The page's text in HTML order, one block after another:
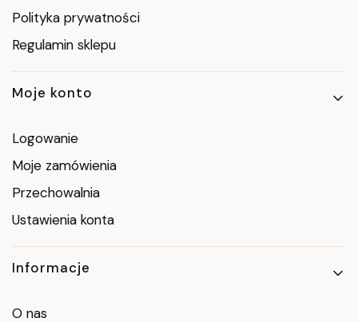
Polityka prywatności
Regulamin sklepu
Moje konto
Logowanie
Moje zamówienia
Przechowalnia
Ustawienia konta
Informacje
O nas